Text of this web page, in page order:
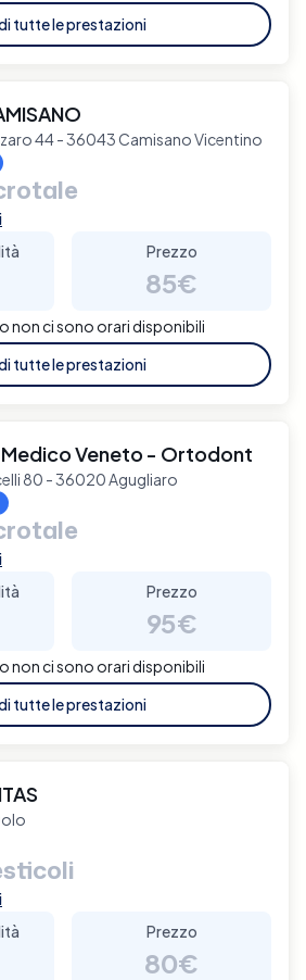
tutte le prestazioni
44 - 36043 Camisano Vicentino
Prezzo
85€
non ci sono orari disponibili
tutte le prestazioni
Veneto - Ortodont
80 - 36020 Agugliaro
Prezzo
95€
non ci sono orari disponibili
tutte le prestazioni
Prezzo
80€